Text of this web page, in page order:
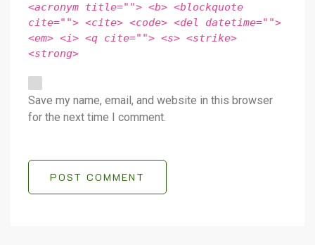
<acronym title=""> <b> <blockquote
cite=""> <cite> <code> <del datetime="">
<em> <i> <q cite=""> <s> <strike>
<strong>
Save my name, email, and website in this browser
for the next time I comment.
POST COMMENT